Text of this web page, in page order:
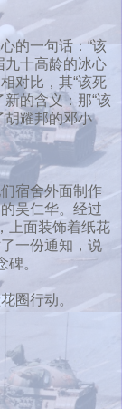
的一句话：“该
九十高龄的冰心
对比，其“该死
的含义：那“该
胡耀邦的邓小
宿舍外面制作
吴仁华。经过
上面装饰着纸花
一份通知，说
。
圈行动。